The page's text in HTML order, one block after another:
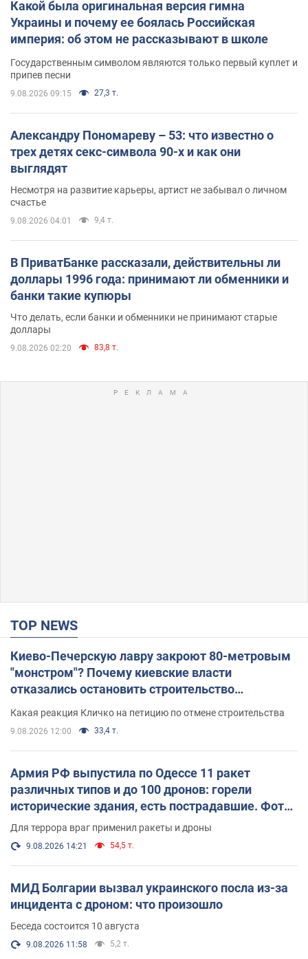
Какой была оригинальная версия гимна
Украины и почему ее боялась Российская
империя: об этом не рассказывают в школе
Государственным символом являются только первый куплет и
припев песни
9.08.2026 09:15 27,3 т.
Александру Пономареву – 53: что известно о
трех детях секс-символа 90-х и как они
выглядят
Несмотря на развитие карьеры, артист не забывал о личном
счастье
9.08.2026 04:01 9,4 т.
В ПриватБанке рассказали, действительны ли
доллары 1996 года: принимают ли обменники и
банки такие купюры
Что делать, если банки и обменники не принимают старые
доллары
9.08.2026 02:20 83,8 т.
TOP NEWS
Киево-Печерскую лавру закроют 80-метровым
"монстром"? Почему киевские власти
отказались остановить строительство
Какая реакция Кличко на петицию по отмене строительства
9.08.2026 12:00 33,4 т.
Армия РФ выпустила по Одессе 11 ракет
различных типов и до 100 дронов: горели
исторические здания, есть пострадавшие. Фото
и видео
Для террора враг применил ракеты и дроны
9.08.2026 14:21 54,5 т.
МИД Болгарии вызвал украинского посла из-за
инцидента с дроном: что произошло
Беседа состоится 10 августа
9.08.2026 11:58 5,2 т.